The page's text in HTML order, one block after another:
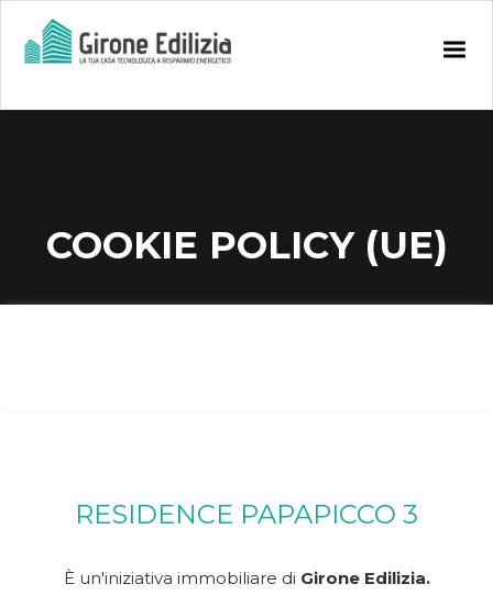
COOKIE POLICY (UE)
RESIDENCE PAPAPICCO 3
È un'iniziativa immobiliare di Girone Edilizia.